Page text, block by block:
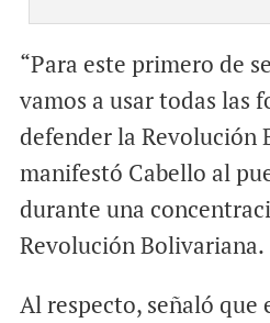
“Para este primero de
vamos a usar todas las
defender la Revolución
manifestó Cabello al
durante una
Revolución Bolivariana.
Al respecto, señaló que